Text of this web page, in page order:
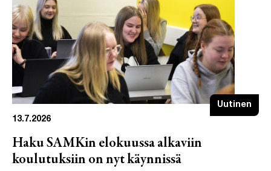
Uutinen
13.7.2026
Haku SAMKin elokuussa alkaviin
koulutuksiin on nyt käynnissä